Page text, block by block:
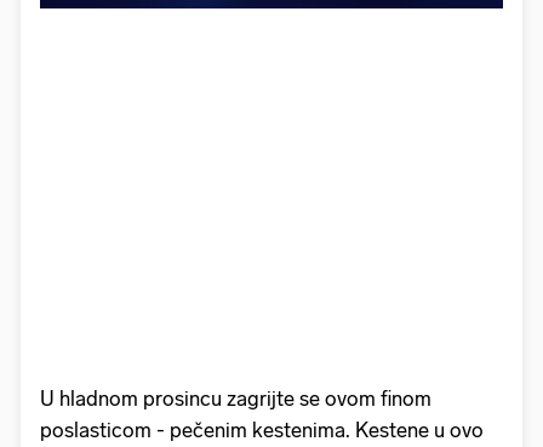
U hladnom prosincu zagrijte se ovom finom
poslasticom - pečenim kestenima. Kestene u ovo